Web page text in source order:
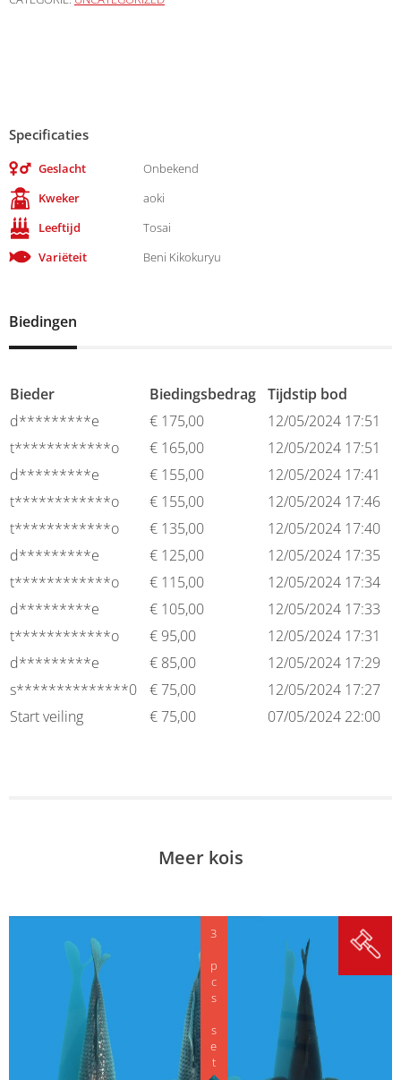
Specificaties
Geslacht
Onbekend
Kweker
aoki
Leeftijd
Tosai
Variëteit
Beni Kikokuryu
Biedingen
Bieder Biedingsbedrag Tijdstip bod
d*********e
€ 175,00
12/05/2024 17:51
t************o
€ 165,00
12/05/2024 17:51
d*********e
€ 155,00
12/05/2024 17:41
t************o
€ 155,00
12/05/2024 17:46
t************o
€ 135,00
12/05/2024 17:40
d*********e
€ 125,00
12/05/2024 17:35
t************o
€ 115,00
12/05/2024 17:34
d*********e
€ 105,00
12/05/2024 17:33
t************o
€ 95,00
12/05/2024 17:31
d*********e
€ 85,00
12/05/2024 17:29
s**************0
€ 75,00
12/05/2024 17:27
Start veiling
€ 75,00 07/05/2024 22:00
Meer kois
3 pcs set